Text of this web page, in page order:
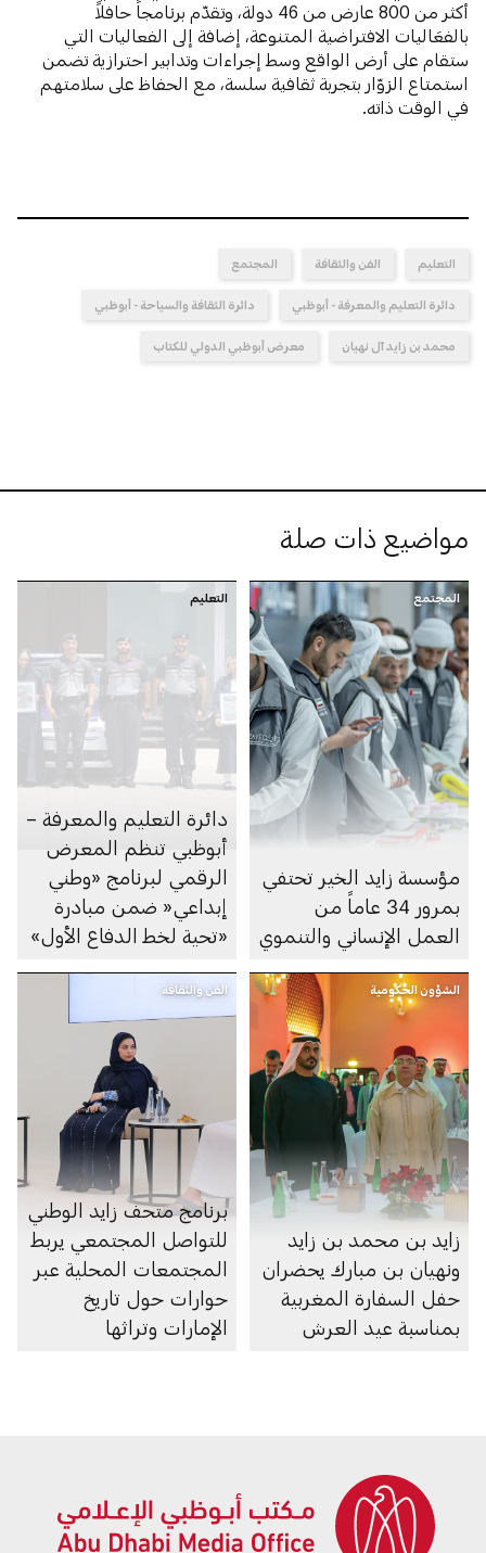
أكثر من 800 عارض من 46 دولة، وتقدّم برنامجاً حافلاً
بالفعَاليات الافتراضية المتنوعة، إضافة إلى الفعاليات التي
ستقام على أرض الواقع وسط إجراءات وتدابير احترازية تضمن
استمتاع الزوّار بتجربة ثقافية سلسة، مع الحفاظ على سلامتهم
في الوقت ذاته.
التعليم الفن والثقافة المجتمع
دائرة التعليم والمعرفة - أبوظبي دائرة الثقافة والسياحة - أبوظبي
محمد بن زايد آل نهيان معرض أبوظبي الدولي للكتاب
مواضيع ذات صلة
المجتمع
مؤسسة زايد الخير تحتفي
بمرور 34 عاماً من
العمل الإنساني والتنموي
التعليم
دائرة التعليم والمعرفة –
أبوظبي تنظم المعرض
الرقمي لبرنامج «وطني
إبداعي« ضمن مبادرة
«تحية لخط الدفاع الأول»
الشؤون الحكومية
زايد بن محمد بن زايد
ونهيان بن مبارك يحضران
حفل السفارة المغربية
بمناسبة عيد العرش
الفن والثقافة
برنامج متحف زايد الوطني
للتواصل المجتمعي يربط
المجتمعات المحلية عبر
حوارات حول تاريخ
الإمارات وتراثها